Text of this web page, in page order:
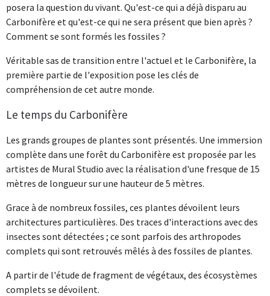
posera la question du vivant. Qu'est-ce qui a déjà disparu au
Carbonifère et qu'est-ce qui ne sera présent que bien après ?
Comment se sont formés les fossiles ?
Véritable sas de transition entre l'actuel et le Carbonifère, la
première partie de l'exposition pose les clés de
compréhension de cet autre monde.
Le temps du Carbonifère
Les grands groupes de plantes sont présentés. Une immersion
complète dans une forêt du Carbonifère est proposée par les
artistes de Mural Studio avec la réalisation d'une fresque de 15
mètres de longueur sur une hauteur de 5 mètres.
Grace à de nombreux fossiles, ces plantes dévoilent leurs
architectures particulières. Des traces d'interactions avec des
insectes sont détectées ; ce sont parfois des arthropodes
complets qui sont retrouvés mêlés à des fossiles de plantes.
A partir de l'étude de fragment de végétaux, des écosystèmes
complets se dévoilent.